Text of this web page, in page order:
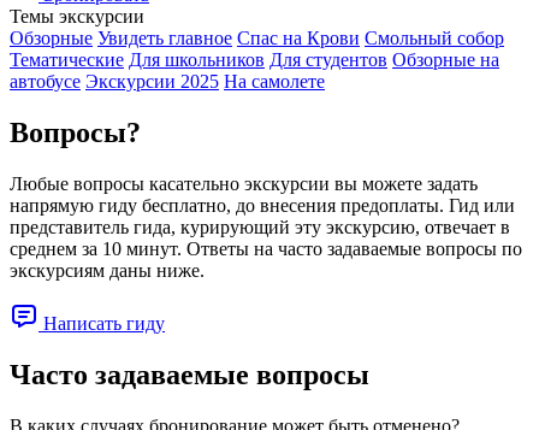
Темы экскурсии
Обзорные Увидеть главное Спас на Крови Смольный собор
Тематические Для школьников Для студентов Обзорные на
автобусе Экскурсии 2025 На самолете
Вопросы?
Любые вопросы касательно экскурсии вы можете задать
напрямую гиду бесплатно, до внесения предоплаты. Гид или
представитель гида, курирующий эту экскурсию, отвечает в
среднем за 10 минут. Ответы на часто задаваемые вопросы по
экскурсиям даны ниже.
Написать гиду
Часто задаваемые вопросы
В каких случаях бронирование может быть отменено?